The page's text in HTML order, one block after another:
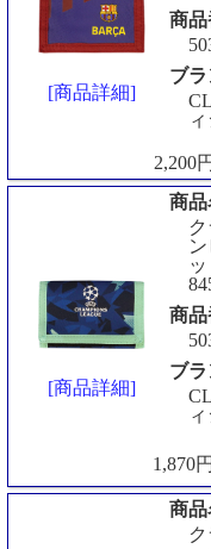
[商品詳細]
商
ブラ
2,200
[商品詳細]
商品
商
ブラ
1,870
商品